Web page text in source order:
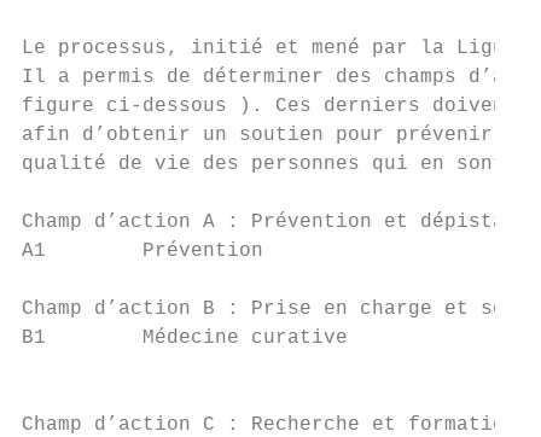
Le processus, initié et mené par la
Il a permis de déterminer des champs
figure ci-dessous ). Ces derniers
afin d’obtenir un soutien pour prévenir
qualité de vie des personnes qui en sont
Champ d’action A : Prévention et dépistage
A1        Prévention
Champ d’action B : Prise en charge et soins
B1        Médecine curative
Champ d’action C : Recherche et formation